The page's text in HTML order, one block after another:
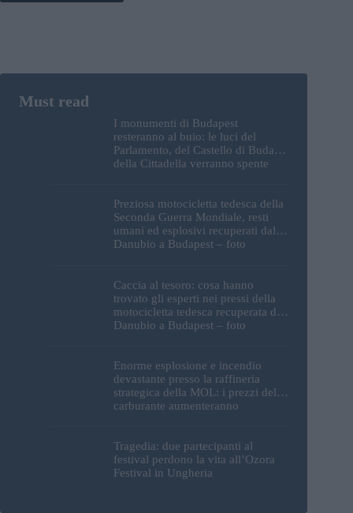
I monumenti di Budapest
resteranno al buio: le luci del
Parlamento, del Castello di Buda e
della Cittadella verranno spente
Preziosa motocicletta tedesca della
Seconda Guerra Mondiale, resti
umani ed esplosivi recuperati dal
Danubio a Budapest – foto
Caccia al tesoro: cosa hanno
trovato gli esperti nei pressi della
motocicletta tedesca recuperata dal
Danubio a Budapest – foto
Enorme esplosione e incendio
devastante presso la raffineria
strategica della MOL: i prezzi del
carburante aumenteranno
Tragedia: due partecipanti al
festival perdono la vita all’Ozora
Festival in Ungheria